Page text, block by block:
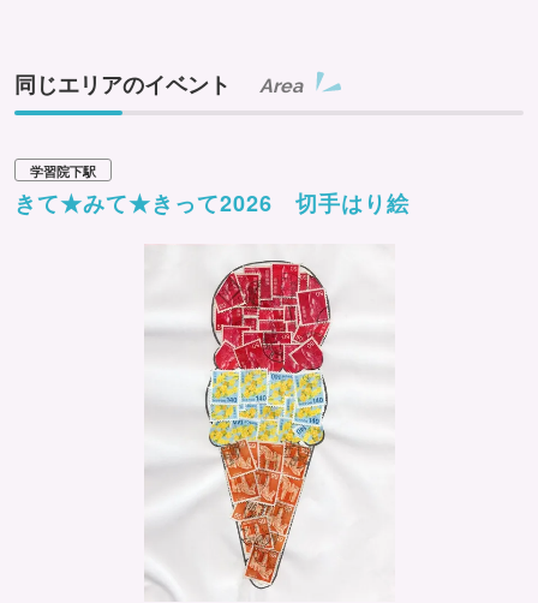
同じエリアのイベント Area
学習院下駅
きて★みて★きって2026 切手はり絵